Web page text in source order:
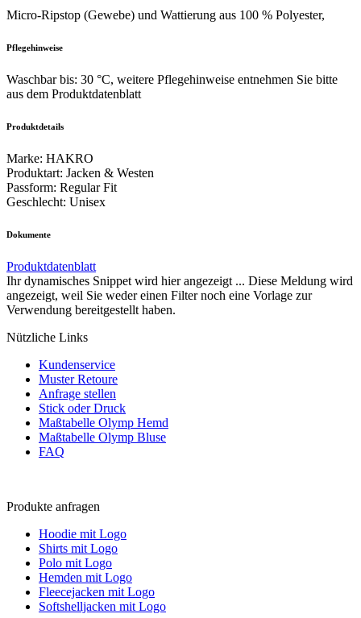
Micro-Ripstop (Gewebe) und Wattierung aus 100 % Polyester,
Pflegehinweise
Waschbar bis: 30 °C, weitere Pflegehinweise entnehmen Sie bitte
aus dem Produktdatenblatt
Produktdetails
Marke: HAKRO
Produktart: Jacken & Westen
Passform: Regular Fit
Geschlecht: Unisex
Dokumente
Produktdatenblatt
Ihr dynamisches Snippet wird hier angezeigt ... Diese Meldung wird
angezeigt, weil Sie weder einen Filter noch eine Vorlage zur
Verwendung bereitgestellt haben.
Nützliche Links
Kundenservice
Muster Retoure
Anfrage stellen
Stick oder Druck
Maßtabelle Olymp Hemd
Maßtabelle Olymp Bluse
FAQ
Produkte anfragen
Hoodie mit Logo
Shirts mit Logo
Polo mit Logo
Hemden mit Logo
Fleecejacken mit Logo
Softshelljacken mit Logo